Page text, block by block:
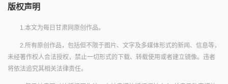
版权声明
1.本文为每日甘肃网原创作品。
2.所有原创作品，包括但不限于图片、文字及多媒体形式的新闻、信息等，
未经著作权人合法授权，禁止一切形式的下载、转载使用或者建立镜像。违者
将依法追究其相关法律责任。